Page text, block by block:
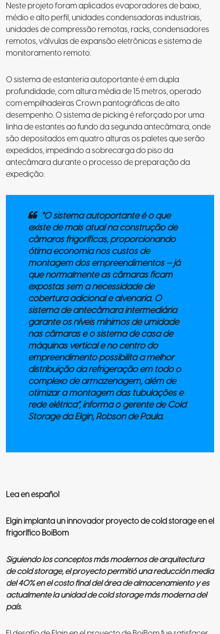
Neste projeto foram aplicados evaporadores de baixo,
médio e alto perfil, unidades condensadoras industriais,
unidades de compressão remotas, racks, condensadores
remotos, válvulas de expansão eletrônicas e sistema de
monitoramento remoto.
O sistema de estanteria autoportante é em dupla
profundidade, com altura média de 15 metros, operado
com empilhadeiras Crown pantográficas de alto
desempenho. O sistema de picking é reforçado por uma
linha de estantes ao fundo da segunda antecâmara, onde
são depositados em quatro alturas os paletes que serão
expedidos, impedindo a sobrecarga do piso da
antecâmara durante o processo de preparação da
expedição.
“O sistema autoportante é o que
existe de mais atual na construção de
câmaras frigoríficas, proporcionando
ótima economia nos custos de
montagem dos empreendimentos – já
que normalmente as câmaras ficam
expostas sem a necessidade de
cobertura adicional e alvenaria. O
sistema de antecâmara intermediária
garante os níveis mínimos de umidade
nas câmaras e o sistema de casa de
máquinas vertical e no centro do
empreendimento possibilita a melhor
distribuição da refrigeração em todo o
complexo de armazenagem, além de
otimizar a montagem das tubulações e
rede elétrica”, informa o gerente de Cold
Storage da Elgin, Robson de Paula.
Lea en español
Elgin implanta un innovador proyecto de cold storage en el
frigorífico BoiBom
Siguiendo los conceptos más modernos de arquitectura
de cold storage, el proyecto permitió una reducción media
del 40% en el costo final del área de almacenamiento y es
actualmente la unidad de cold storage más moderna del
país.